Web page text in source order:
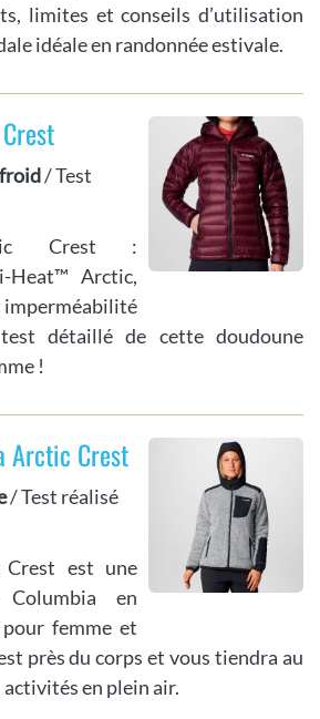
limites et conseils d’utilisation
idéale en randonnée estivale.
/ Test
Crest :
Heat™ Arctic,
imperméabilité
détaillé de cette doudoune
!
Arctic Crest
/ Test réalisé
Crest est une
Columbia en
femme et
près du corps et vous tiendra au
en plein air.